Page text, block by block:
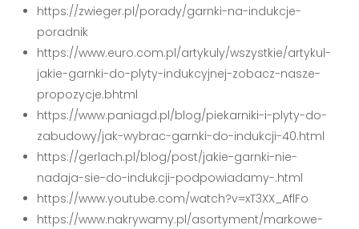
https://zwieger.pl/porady/garnki-na-indukcje-
poradnik
https://www.euro.com.pl/artykuly/wszystkie/artykul-
jakie-garnki-do-plyty-indukcyjnej-zobacz-nasze-
propozycje.bhtml
https://www.paniagd.pl/blog/piekarniki-i-plyty-do-
zabudowy/jak-wybrac-garnki-do-indukcji-40.html
https://gerlach.pl/blog/post/jakie-garnki-nie-
nadaja-sie-do-indukcji-podpowiadamy-.html
https://www.youtube.com/watch?v=xT3XX_AflFo
https://www.nakrywamy.pl/asortyment/markowe-